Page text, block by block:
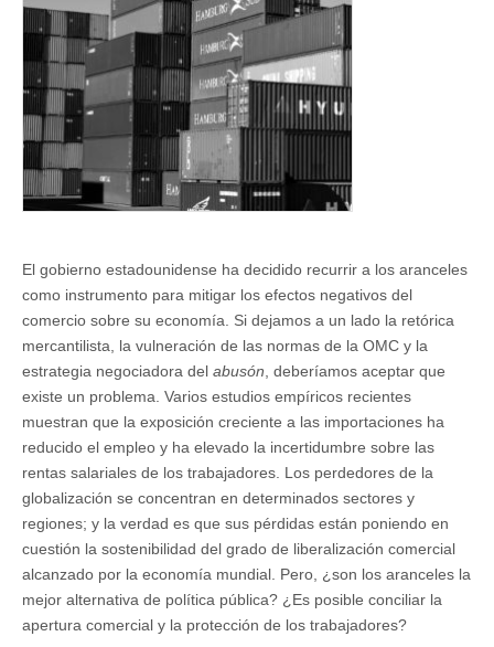
El gobierno estadounidense ha decidido recurrir a los aranceles
como instrumento para mitigar los efectos negativos del
comercio sobre su economía. Si dejamos a un lado la retórica
mercantilista, la vulneración de las normas de la OMC y la
estrategia negociadora del abusón , deberíamos aceptar que
existe un problema. Varios estudios empíricos recientes
muestran que la exposición creciente a las importaciones ha
reducido el empleo y ha elevado la incertidumbre sobre las
rentas salariales de los trabajadores. Los perdedores de la
globalización se concentran en determinados sectores y
regiones; y la verdad es que sus pérdidas están poniendo en
cuestión la sostenibilidad del grado de liberalización comercial
alcanzado por la economía mundial. Pero, ¿son los aranceles la
mejor alternativa de política pública? ¿Es posible conciliar la
apertura comercial y la protección de los trabajadores?